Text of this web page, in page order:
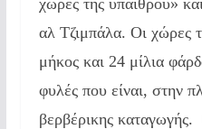
αλ Τζιμπάλα. Οι χώρες
μήκος και 24 μίλια
φυλές που είναι, στην
βερβέρικης καταγωγής.